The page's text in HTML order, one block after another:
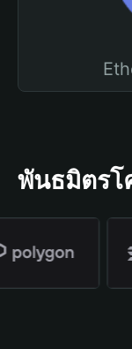
พันธมิตรโ